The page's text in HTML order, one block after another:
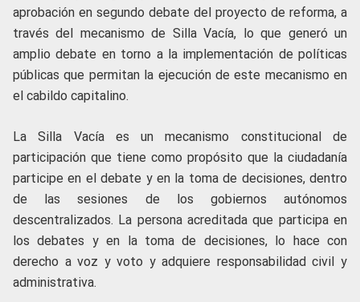
aprobación en segundo debate del proyecto de reforma, a
través del mecanismo de Silla Vacía, lo que generó un
amplio debate en torno a la implementación de políticas
públicas que permitan la ejecución de este mecanismo en
el cabildo capitalino.
La Silla Vacía es un mecanismo constitucional de
participación que tiene como propósito que la ciudadanía
participe en el debate y en la toma de decisiones, dentro
de las sesiones de los gobiernos autónomos
descentralizados. La persona acreditada que participa en
los debates y en la toma de decisiones, lo hace con
derecho a voz y voto y adquiere responsabilidad civil y
administrativa.